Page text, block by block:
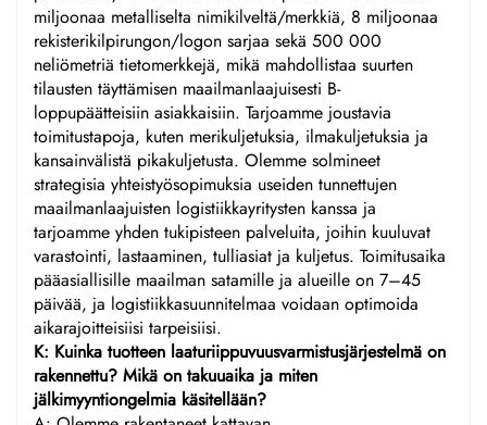
miljoonaa metalliselta nimikilveltä/merkkiä, 8 miljoonaa
rekisterikilpirungon/logon sarjaa sekä 500 000
neliömetriä tietomerkkejä, mikä mahdollistaa suurten
tilausten täyttämisen maailmanlaajuisesti B-
loppupäätteisiin asiakkaisiin. Tarjoamme joustavia
toimitustapoja, kuten merikuljetuksia, ilmakuljetuksia ja
kansainvälistä pikakuljetusta. Olemme solmineet
strategisia yhteistyösopimuksia useiden tunnettujen
maailmanlaajuisten logistiikkayritysten kanssa ja
tarjoamme yhden tukipisteen palveluita, joihin kuuluvat
varastointi, lastaaminen, tulliasiat ja kuljetus. Toimitusaika
pääasiallisille maailman satamille ja alueille on 7–45
päivää, ja logistiikkasuunnitelmaa voidaan optimoida
aikarajoitteisiisi tarpeisiisi.
K: Kuinka tuotteen laaturiippuvuusvarmistusjärjestelmä on
rakennettu? Mikä on takuuaika ja miten
jälkimyyntiongelmia käsitellään?